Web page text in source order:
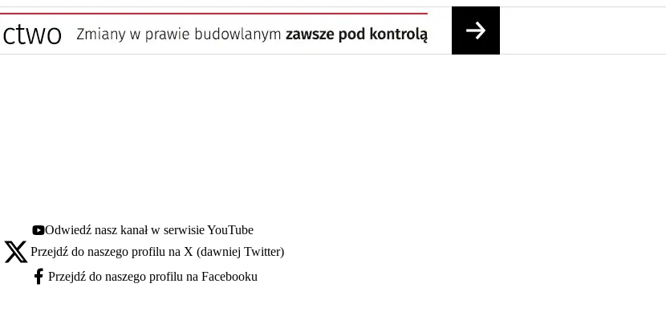
Youtube - otwiera się w nowej karcie
Odwiedź nasz kanał w serwisie YouTube
X - otwiera się w nowej karcie
Przejdź do naszego profilu na X (dawniej Twitter)
Facebook - otwiera się w nowej karcie
Przejdź do naszego profilu na Facebooku